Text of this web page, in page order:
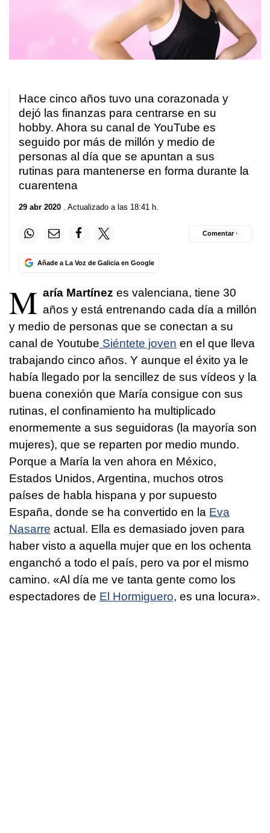
Hace cinco años tuvo una corazonada y
dejó las finanzas para centrarse en su
hobby. Ahora su canal de YouTube es
seguido por más de millón y medio de
personas al día que se apuntan a sus
rutinas para mantenerse en forma durante la
cuarentena
29 abr 2020 . Actualizado a las 18:41 h.
Añade a La Voz de Galicia en Google
Comentar ·
M aría Martínez es valenciana, tiene 30
años y está entrenando cada día a millón
y medio de personas que se conectan a su
canal de Youtube Siéntete joven en el que lleva
trabajando cinco años. Y aunque el éxito ya le
había llegado por la sencillez de sus vídeos y la
buena conexión que María consigue con sus
rutinas, el confinamiento ha multiplicado
enormemente a sus seguidoras (la mayoría son
mujeres), que se reparten por medio mundo.
Porque a María la ven ahora en México,
Estados Unidos, Argentina, muchos otros
países de habla hispana y por supuesto
España, donde se ha convertido en la Eva
Nasarre actual. Ella es demasiado joven para
haber visto a aquella mujer que en los ochenta
enganchó a todo el país, pero va por el mismo
camino. «Al día me ve tanta gente como los
espectadores de El Hormiguero, es una locura».